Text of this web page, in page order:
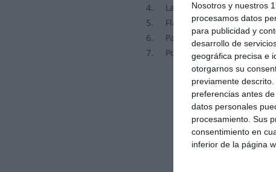
Nosotros y nuestros
procesamos datos
para publicidad y
desarrollo de
geográfica precisa e
otorgarnos su
previamente
preferencias antes
datos personales
procesamiento. Sus
consentimiento en
inferior de la página
4. La Cámara es totalmente
5. Flash IR, incorporado en el
6. Pantalla táctil de reducidas
7. Por último, está